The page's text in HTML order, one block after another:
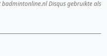
Disqus gebruikte als